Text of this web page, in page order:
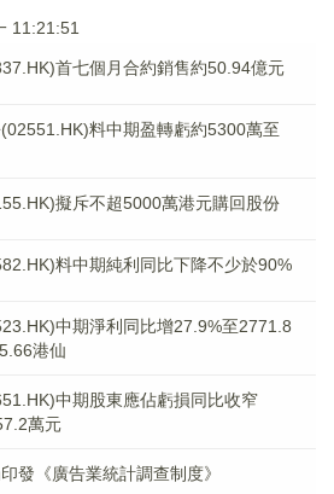
11:21:51
首七個月合約銷售約50.94億元
料中期盈轉虧約5300萬至
擬斥不超5000萬港元購回股份
料中期純利同比下降不少於90%
中期淨利同比增27.9%至2771.8
港仙
中期股東應佔虧損同比收窄
萬元
發《廣告業統計調查制度》